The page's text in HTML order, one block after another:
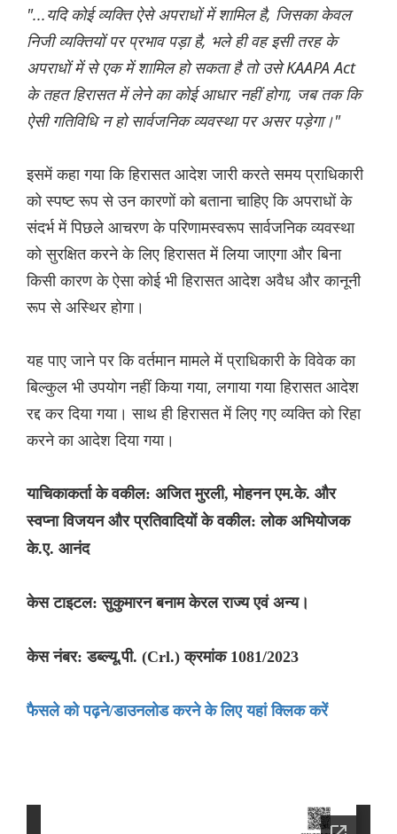
"...यदि कोई व्यक्ति ऐसे अपराधों में शामिल है, जिसका केवल
निजी व्यक्तियों पर प्रभाव पड़ा है, भले ही वह इसी तरह के
अपराधों में से एक में शामिल हो सकता है तो उसे KAAPA Act
के तहत हिरासत में लेने का कोई आधार नहीं होगा, जब तक कि
ऐसी गतिविधि न हो सार्वजनिक व्यवस्था पर असर पड़ेगा।"
इसमें कहा गया कि हिरासत आदेश जारी करते समय प्राधिकारी
को स्पष्ट रूप से उन कारणों को बताना चाहिए कि अपराधों के
संदर्भ में पिछले आचरण के परिणामस्वरूप सार्वजनिक व्यवस्था
को सुरक्षित करने के लिए हिरासत में लिया जाएगा और बिना
किसी कारण के ऐसा कोई भी हिरासत आदेश अवैध और कानूनी
रूप से अस्थिर होगा।
यह पाए जाने पर कि वर्तमान मामले में प्राधिकारी के विवेक का
बिल्कुल भी उपयोग नहीं किया गया, लगाया गया हिरासत आदेश
रद्द कर दिया गया। साथ ही हिरासत में लिए गए व्यक्ति को रिहा
करने का आदेश दिया गया।
याचिकाकर्ता के वकील: अजित मुरली, मोहनन एम.के. और
स्वप्ना विजयन और प्रतिवादियों के वकील: लोक अभियोजक
के.ए. आनंद
केस टाइटल: सुकुमारन बनाम केरल राज्य एवं अन्य।
केस नंबर: डब्ल्यू.पी. (Crl.) क्रमांक 1081/2023
फैसले को पढ़ने/डाउनलोड करने के लिए यहां क्लिक करें